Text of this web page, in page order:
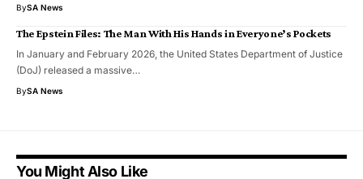
BySA News
The Epstein Files: The Man With His Hands in Everyone’s Pockets
In January and February 2026, the United States Department of Justice
(DoJ) released a massive…
BySA News
You Might Also Like